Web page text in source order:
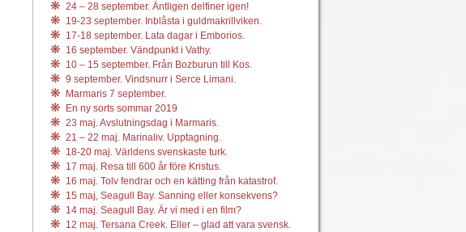
24 – 28 september. Äntligen delfiner igen!
19-23 september. Inblåsta i guldmakrillviken.
17-18 september. Lata dagar i Emborios.
16 september. Vändpunkt i Vathy.
10 – 15 september. Från Bozburun till Kos.
9 september. Vindsnurr i Serce Limani.
Marmaris 7 september.
En ny sorts sommar 2019
23 maj. Avslutningsdag i Marmaris.
21 – 22 maj. Marinaliv. Upptagning.
18-20 maj. Världens svenskaste turk.
17 maj. Resa till 600 år före Kristus.
16 maj. Tolv fendrar och en kätting från katastrof.
15 maj, Seagull Bay. Sanning eller konsekvens?
14 maj. Seagull Bay. Är vi med i en film?
12 maj. Tersana Creek. Eller – glad att vara svensk.